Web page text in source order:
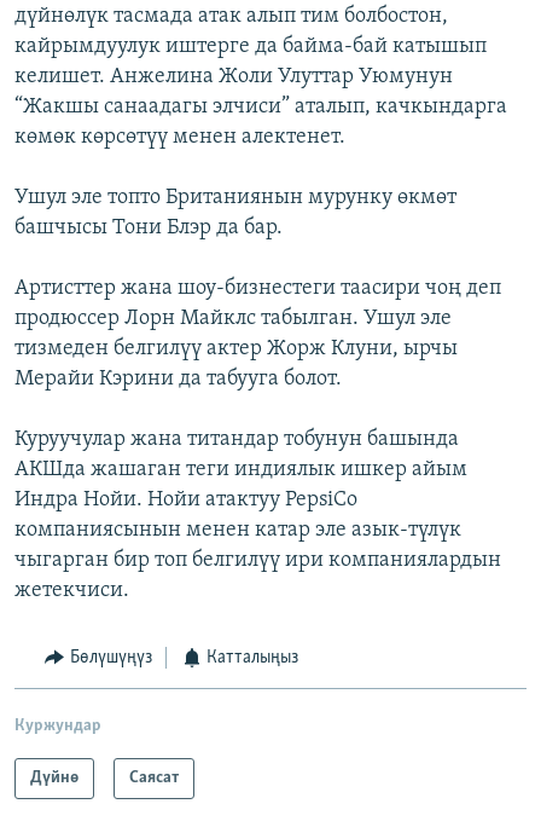
дүйнөлүк тасмада атак алып тим болбостон,
кайрымдуулук иштерге да байма-бай катышып
келишет. Анжелина Жоли Улуттар Уюмунун
“Жакшы санаадагы элчиси” аталып, качкындарга
көмөк көрсөтүү менен алектенет.
Ушул эле топто Британиянын мурунку өкмөт
башчысы Тони Блэр да бар.
Артисттер жана шоу-бизнестеги таасири чоң деп
продюссер Лорн Майклс табылган. Ушул эле
тизмеден белгилүү актер Жорж Клуни, ырчы
Мерайи Кэрини да табууга болот.
Куруучулар жана титандар тобунун башында
АКШда жашаган теги индиялык ишкер айым
Индра Нойи. Нойи атактуу PepsiCo
компаниясынын менен катар эле азык-түлүк
чыгарган бир топ белгилүү ири компаниялардын
жетекчиси.
Бөлүшүңүз Катталыңыз
Куржундар
Дүйнө Саясат